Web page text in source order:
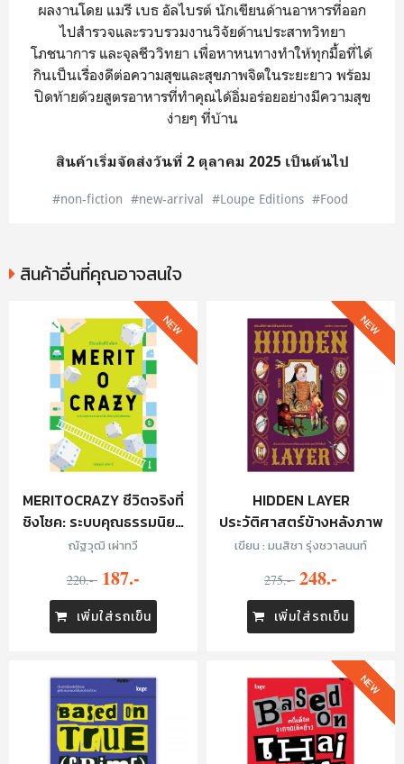
ผลงานโดย แมรี เบธ อัลไบรต์ นักเขียนด้านอาหารที่ออก
ไปสำรวจและรวบรวมงานวิจัยด้านประสาทวิทยา
โภชนาการ และจุลชีววิทยา เพื่อหาหนทางทำให้ทุกมื้อที่ได้
กินเป็นเรื่องดีต่อความสุขและสุขภาพจิตในระยะยาว พร้อม
ปิดท้ายด้วยสูตรอาหารที่ทำคุณได้อิ่มอร่อยอย่างมีความสุข
ง่ายๆ ที่บ้าน
สินค้าเริ่มจัดส่งวันที่ 2 ตุลาคม 2025 เป็นต้นไป
#non-fiction #new-arrival #Loupe Editions #Food
สินค้าอื่นที่คุณอาจสนใจ
MERITOCRAZY ชีวิตจริงที่
ชิงโชค: ระบบคุณธรรมนิยม
ในสังคมไม่ยุติธรรม
ณัฐวุฒิ เผ่าทวี
220.- 187.-
เพิ่มใส่รถเข็น
NEW
HIDDEN LAYER
ประวัติศาสตร์ข้างหลังภาพ
เขียน : มนสิชา รุ่งชวาลนนท์
275.- 248.-
เพิ่มใส่รถเข็น
NEW
NEW